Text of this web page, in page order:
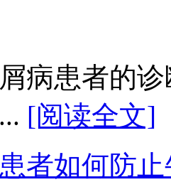
患者的诊
[阅读全文]
者如何防